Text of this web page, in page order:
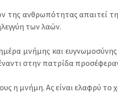
της ανθρωπότητας απαιτεί
των λαών.
μνήμης και
στην πατρίδα
η μνήμη. Ας είναι ελαφρύ το